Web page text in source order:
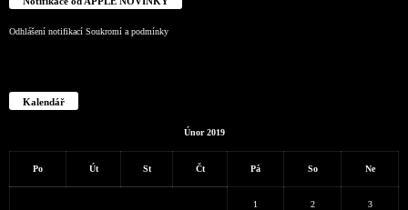
Odhlášení notifikací Soukromí a podmínky
Kalendář
Únor 2019
Po Út St Čt Pá So Ne
1 2 3